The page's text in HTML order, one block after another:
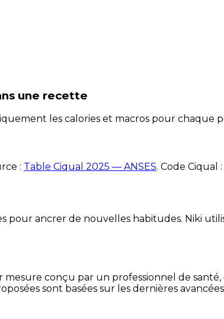
une recette
les calories et macros pour chaque
: Table Ciqual 2025 — ANSES. Code Ciqual :
pour ancrer de nouvelles habitudes. Niki
conçu par un professionnel de
sont basées sur les dernières